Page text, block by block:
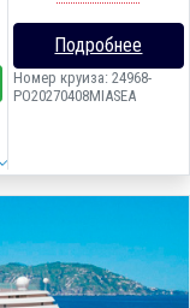
Подробнее
Номер круиза: 24968-
PO20270408MIASEA